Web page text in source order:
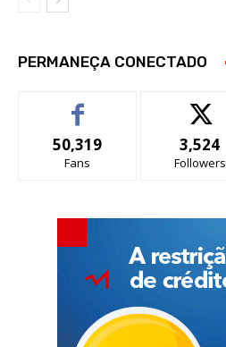
PERMANEÇA CONECTADO
50,319
Fans
3,524
Followers